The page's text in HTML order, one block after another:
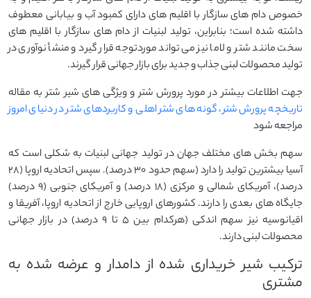
خصوص دام های سازگار با اقلیم های دارای کمبود آب و بیابانی معطوف
داشته شده است؛ بنابراین، تولید لبنیات از دام های سازگار با اقلیم های
سخت مانند شتر و لاما نیز می تواند موردتوجه قرار گیرد و منشأ نوآوری در
تولید محصولات لبنی جذاب و جدید برای بازار جهانی قرار گیرند.
جهت اطلاعات بیشتر در مورد پرورش شتر و ویژگی های شیر شتر به مقاله
تاریخچه پرورش شتر، گونه های شتر اهلی و کاربردهای شتر در دنیای امروز
مراجعه شود
سهم بخش های مختلف جهان در تولید جهانی لبنیات به شکلی است که
آسیا بیشترین تولید را دارد (سهم حدود ۳۰ درصد). سپس اتحادیه اروپا (۲۸
درصد)، آمریکای شمالی و مرکزی (۱۸ درصد) و آمریکای جنوبی (۹ درصد)
جایگاه های بعدی را دارند. کشورهای اروپایی خارج از اتحادیه اروپا، آفریقا و
اقیانوسیه نیز سهم اندکی (هرکدام بین ۵ تا ۹ درصد) در بازار جهانی
محصولات لبنی دارند.
ترکیب شیر خریداری شده از دامدار و عرضه شده به
مشتری